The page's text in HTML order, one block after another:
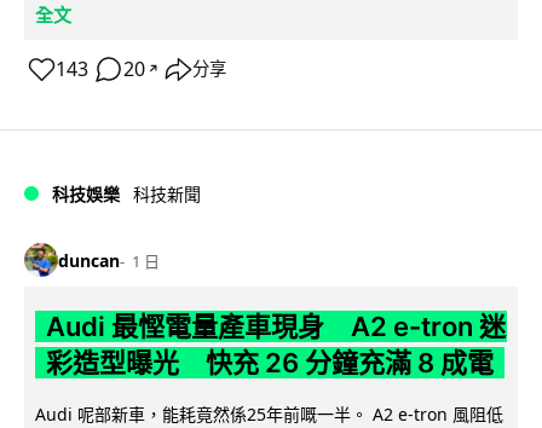
全文
143 20 ↗ 分享
科技娛樂 科技新聞
duncan 1 日
Audi 最慳電量產車現身 A2 e-tron 迷
彩造型曝光 快充 26 分鐘充滿 8 成電
Audi 呢部新車，能耗竟然係25年前嘅一半。 A2 e-tron 風阻低